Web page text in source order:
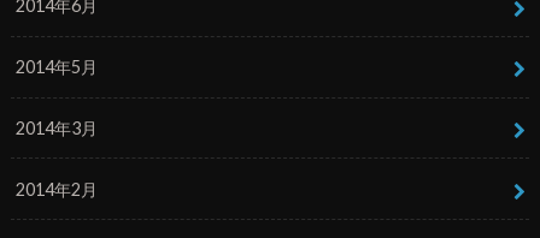
2014年6月
2014年5月
2014年3月
2014年2月